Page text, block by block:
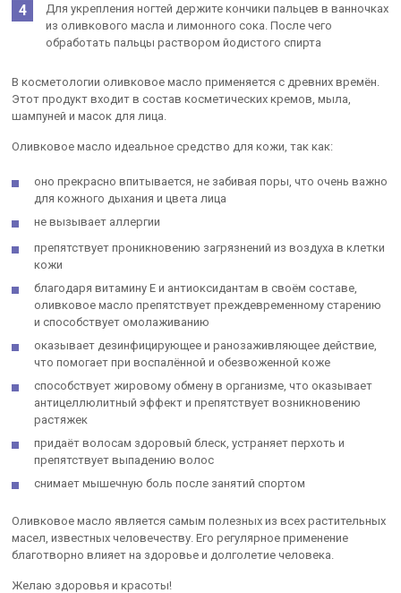
Для укрепления ногтей держите кончики пальцев в ванночках
из оливкового масла и лимонного сока. После чего
обработать пальцы раствором йодистого спирта
В косметологии оливковое масло применяется с древних времён.
Этот продукт входит в состав косметических кремов, мыла,
шампуней и масок для лица.
Оливковое масло идеальное средство для кожи, так как:
оно прекрасно впитывается, не забивая поры, что очень важно
для кожного дыхания и цвета лица
не вызывает аллергии
препятствует проникновению загрязнений из воздуха в клетки
кожи
благодаря витамину Е и антиоксидантам в своём составе,
оливковое масло препятствует преждевременному старению
и способствует омолаживанию
оказывает дезинфицирующее и ранозаживляющее действие,
что помогает при воспалённой и обезвоженной коже
способствует жировому обмену в организме, что оказывает
антицеллюлитный эффект и препятствует возникновению
растяжек
придаёт волосам здоровый блеск, устраняет перхоть и
препятствует выпадению волос
снимает мышечную боль после занятий спортом
Оливковое масло является самым полезных из всех растительных
масел, известных человечеству. Его регулярное применение
благотворно влияет на здоровье и долголетие человека.
Желаю здоровья и красоты!